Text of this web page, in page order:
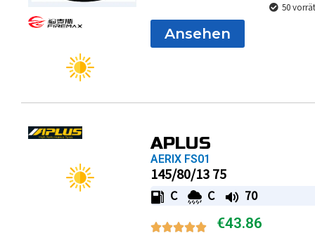
50
Ansehen
APLUS
AERIX FS01
145/80/13 75
C C 70
€43.86